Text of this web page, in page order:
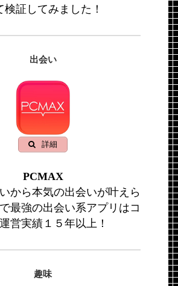
検証してみました！
出会い
詳細
PCMAX
から本気の出会いが叶えら
最強の出会い系アプリはコ
営実績１５年以上！
趣味